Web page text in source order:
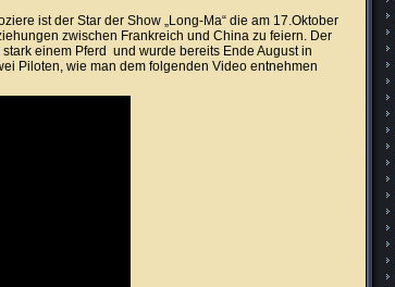
ist der Star der Show „Long-Ma“ die am 17.Oktober
zwischen Frankreich und China zu feiern. Der
einem Pferd und wurde bereits Ende August in
Piloten, wie man dem folgenden Video entnehmen